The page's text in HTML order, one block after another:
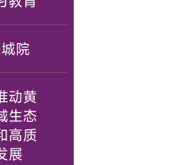
院
动黄
生态
高质
展